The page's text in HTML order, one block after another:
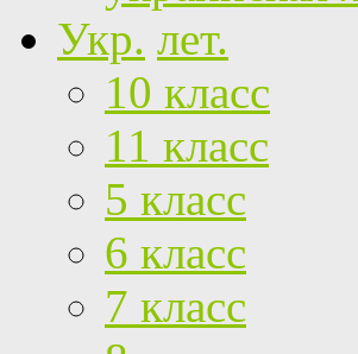
Укр. лет.
10 класс
11 класс
5 класс
6 класс
7 класс